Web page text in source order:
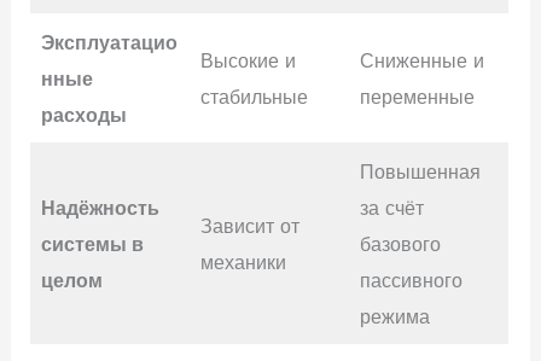
Эксплуатацио
нные
расходы
Высокие и
стабильные
Сниженные и
переменные
Надёжность
системы в
целом
Зависит от
механики
Повышенная
за счёт
базового
пассивного
режима